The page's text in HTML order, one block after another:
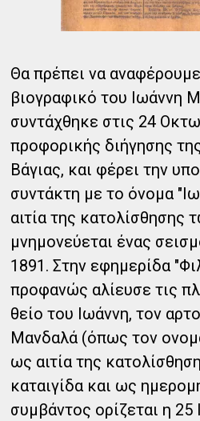
Θα πρέπει να
βιογραφικό του Ιωάννη
συντάχθηκε στις 24
προφορικής διήγησης
Βάγιας, και φέρει την
συντάκτη με το όνομα
αιτία της κατολίσθησης
μνημονεύεται ένας
1891. Στην εφημερίδα
προφανώς αλίευσε τις
θείο του Ιωάννη, τον
Μανδαλά (όπως τον
ως αιτία της
καταιγίδα και ως
συμβάντος ορίζεται η 25